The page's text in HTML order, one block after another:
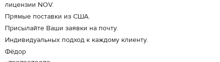
лицензии NOV.
Прямые поставки из США.
Присылайте Ваши заявки на почту.
Индивидуальных подход к каждому клиенту.
Фёдор